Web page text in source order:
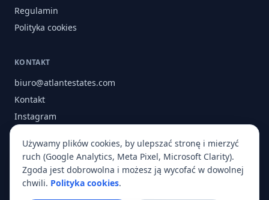
Regulamin
Polityka cookies
KONTAKT
biuro@atlantestates.com
Kontakt
Instagram
O nas
Używamy plików cookies, by ulepszać stronę i mierzyć
ruch (Google Analytics, Meta Pixel, Microsoft Clarity).
Zgoda jest dobrowolna i możesz ją wycofać w dowolnej
chwili. Polityka cookies.